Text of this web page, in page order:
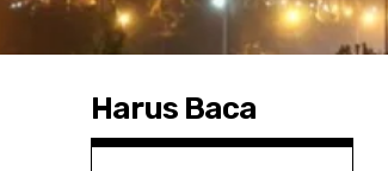
Harus Baca